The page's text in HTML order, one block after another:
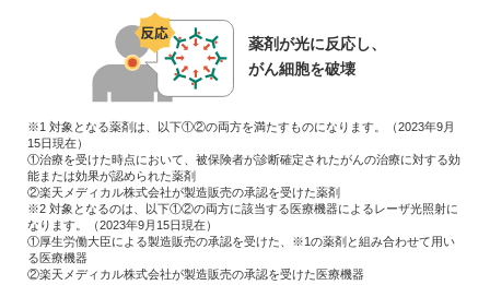
薬剤が光に反応し、
がん細胞を破壊
※1 対象となる薬剤は、以下①②の両方を満たすものになります。（2023年9月
15日現在）
①治療を受けた時点において、被保険者が診断確定されたがんの治療に対する効
能または効果が認められた薬剤
②楽天メディカル株式会社が製造販売の承認を受けた薬剤
※2 対象となるのは、以下①②の両方に該当する医療機器によるレーザ光照射に
なります。（2023年9月15日現在）
①厚生労働大臣による製造販売の承認を受けた、※1の薬剤と組み合わせて用い
る医療機器
②楽天メディカル株式会社が製造販売の承認を受けた医療機器